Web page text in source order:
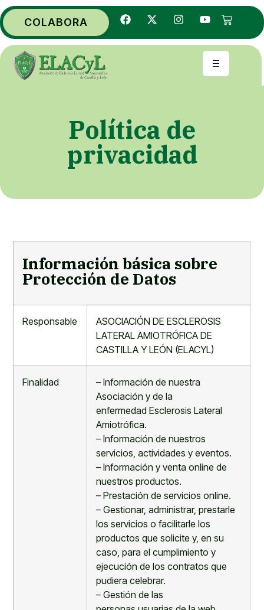
COLABORA
Política de
privacidad
Información básica sobre
Protección de Datos
Responsable
ASOCIACIÓN DE ESCLEROSIS
LATERAL AMIOTRÓFICA DE
CASTILLA Y LEÓN (ELACYL)
Finalidad –Información de nuestra
Asociación y de la
enfermedadEsclerosis Lateral
Amiotrófica.
–Información de nuestros
servicios, actividades y eventos.
–Informacióny ventaonline de
nuestros productos.
–Prestación de servicios online.
–Gestionar, administrar, prestarle
los servicios o facilitarle los
productos que solicite y, en su
caso, para el cumplimiento y
ejecución de los contratos que
pudiera celebrar.
–Gestión delas